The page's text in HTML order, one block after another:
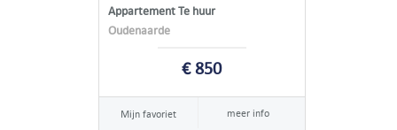
Appartement Te huur
Oudenaarde
€ 850
Mijn favoriet meer info